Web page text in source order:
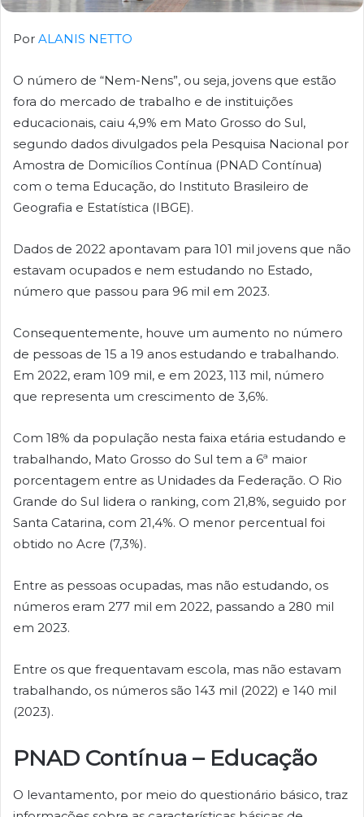
Por ALANIS NETTO
O número de “Nem-Nens”, ou seja, jovens que estão
fora do mercado de trabalho e de instituições
educacionais, caiu 4,9% em Mato Grosso do Sul,
segundo dados divulgados pela Pesquisa Nacional por
Amostra de Domicílios Contínua (PNAD Contínua)
com o tema Educação, do Instituto Brasileiro de
Geografia e Estatística (IBGE).
Dados de 2022 apontavam para 101 mil jovens que não
estavam ocupados e nem estudando no Estado,
número que passou para 96 mil em 2023.
Consequentemente, houve um aumento no número
de pessoas de 15 a 19 anos estudando e trabalhando.
Em 2022, eram 109 mil, e em 2023, 113 mil, número
que representa um crescimento de 3,6%.
Com 18% da população nesta faixa etária estudando e
trabalhando, Mato Grosso do Sul tem a 6ª maior
porcentagem entre as Unidades da Federação. O Rio
Grande do Sul lidera o ranking, com 21,8%, seguido por
Santa Catarina, com 21,4%. O menor percentual foi
obtido no Acre (7,3%).
Entre as pessoas ocupadas, mas não estudando, os
números eram 277 mil em 2022, passando a 280 mil
em 2023.
Entre os que frequentavam escola, mas não estavam
trabalhando, os números são 143 mil (2022) e 140 mil
(2023).
PNAD Contínua – Educação
O levantamento, por meio do questionário básico, traz